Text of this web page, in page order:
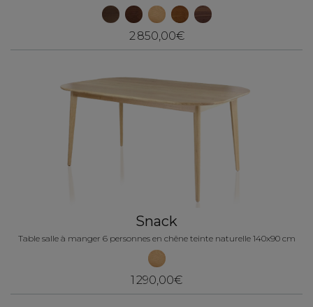
2 850,00€
Snack
Table salle à manger 6 personnes en chêne teinte naturelle 140x90 cm
1 290,00€